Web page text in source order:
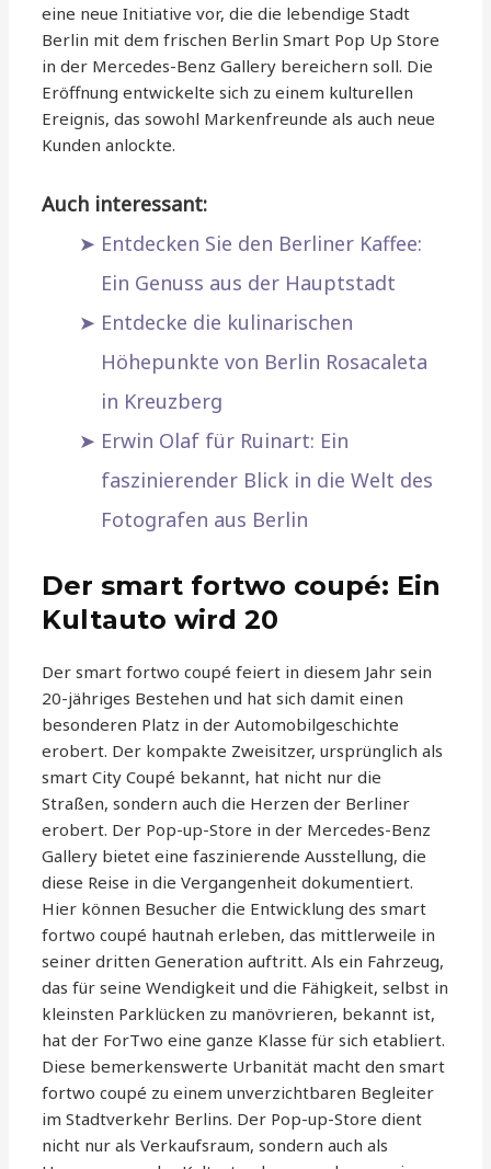
eine neue Initiative vor, die die lebendige Stadt
Berlin mit dem frischen Berlin Smart Pop Up Store
in der Mercedes-Benz Gallery bereichern soll. Die
Eröffnung entwickelte sich zu einem kulturellen
Ereignis, das sowohl Markenfreunde als auch neue
Kunden anlockte.
Auch interessant:
Entdecken Sie den Berliner Kaffee:
Ein Genuss aus der Hauptstadt
Entdecke die kulinarischen
Höhepunkte von Berlin Rosacaleta
in Kreuzberg
Erwin Olaf für Ruinart: Ein
faszinierender Blick in die Welt des
Fotografen aus Berlin
Der smart fortwo coupé: Ein
Kultauto wird 20
Der smart fortwo coupé feiert in diesem Jahr sein
20-jähriges Bestehen und hat sich damit einen
besonderen Platz in der Automobilgeschichte
erobert. Der kompakte Zweisitzer, ursprünglich als
smart City Coupé bekannt, hat nicht nur die
Straßen, sondern auch die Herzen der Berliner
erobert. Der Pop-up-Store in der Mercedes-Benz
Gallery bietet eine faszinierende Ausstellung, die
diese Reise in die Vergangenheit dokumentiert.
Hier können Besucher die Entwicklung des smart
fortwo coupé hautnah erleben, das mittlerweile in
seiner dritten Generation auftritt. Als ein Fahrzeug,
das für seine Wendigkeit und die Fähigkeit, selbst in
kleinsten Parklücken zu manövrieren, bekannt ist,
hat der ForTwo eine ganze Klasse für sich etabliert.
Diese bemerkenswerte Urbanität macht den smart
fortwo coupé zu einem unverzichtbaren Begleiter
im Stadtverkehr Berlins. Der Pop-up-Store dient
nicht nur als Verkaufsraum, sondern auch als